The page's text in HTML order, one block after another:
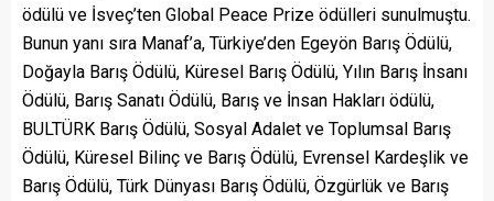
ödülü ve İsveç’ten Global Peace Prize ödülleri sunulmuştu.
Bunun yanı sıra Manaf’a, Türkiye’den Egeyön Barış Ödülü,
Doğayla Barış Ödülü, Küresel Barış Ödülü, Yılın Barış İnsanı
Ödülü, Barış Sanatı Ödülü, Barış ve İnsan Hakları ödülü,
BULTÜRK Barış Ödülü, Sosyal Adalet ve Toplumsal Barış
Ödülü, Küresel Bilinç ve Barış Ödülü, Evrensel Kardeşlik ve
Barış Ödülü, Türk Dünyası Barış Ödülü, Özgürlük ve Barış